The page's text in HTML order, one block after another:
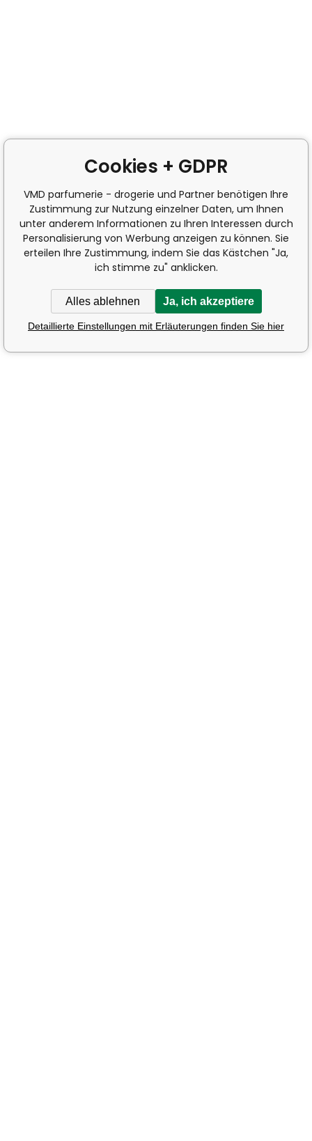
Cookies + GDPR
VMD parfumerie - drogerie und Partner benötigen Ihre
Zustimmung zur Nutzung einzelner Daten, um Ihnen
unter anderem Informationen zu Ihren Interessen durch
Personalisierung von Werbung anzeigen zu können. Sie
erteilen Ihre Zustimmung, indem Sie das Kästchen "Ja,
ich stimme zu" anklicken.
Alles ablehnen Ja, ich akzeptiere
Detaillierte Einstellungen mit Erläuterungen finden Sie hier